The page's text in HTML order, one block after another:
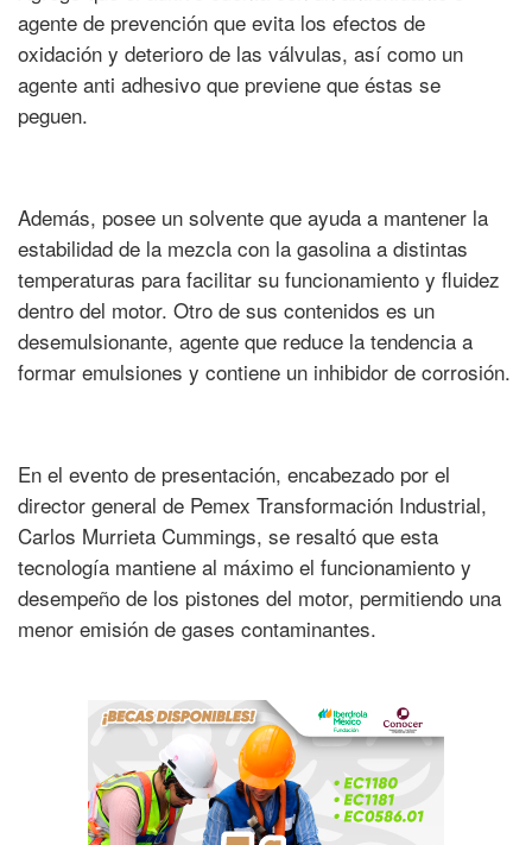
agente de prevención que evita los efectos de
oxidación y deterioro de las válvulas, así como un
agente anti adhesivo que previene que éstas se
peguen.
Además, posee un solvente que ayuda a mantener la
estabilidad de la mezcla con la gasolina a distintas
temperaturas para facilitar su funcionamiento y fluidez
dentro del motor. Otro de sus contenidos es un
desemulsionante, agente que reduce la tendencia a
formar emulsiones y contiene un inhibidor de corrosión.
En el evento de presentación, encabezado por el
director general de Pemex Transformación Industrial,
Carlos Murrieta Cummings, se resaltó que esta
tecnología mantiene al máximo el funcionamiento y
desempeño de los pistones del motor, permitiendo una
menor emisión de gases contaminantes.